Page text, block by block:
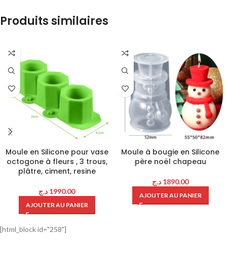
Produits similaires
Moule en Silicone pour vase
octogone à fleurs , 3 trous,
plâtre, ciment, resine
1990.00 د.ج
AJOUTER AU PANIER
Moule à bougie en Silicone
père noël chapeau
1890.00 د.ج
AJOUTER AU PANIER
[html_block id="258"]